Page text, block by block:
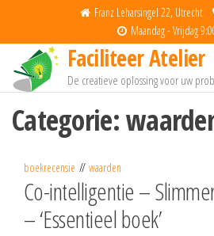
inhoud
Franz Leharsingel 22, Utrecht
Maandag - Vrijdag
Faciliteer Atelier
De creatieve oplossing voor uw
Categorie:
boekrecensie waarden
Co-intelligentie –
– ‘Essentieel boek’